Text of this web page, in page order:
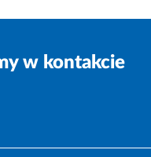
w kontakcie